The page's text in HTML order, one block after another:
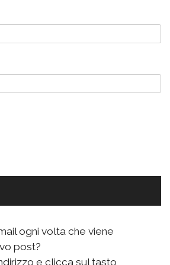
ogni volta che viene
post?
e clicca sul tasto